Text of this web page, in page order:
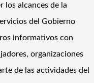
los alcances de la
del Gobierno
informativos con
organizaciones
de las actividades del